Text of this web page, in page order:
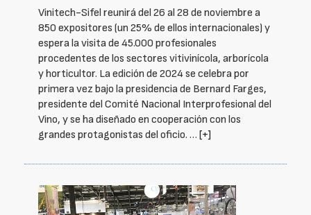
Vinitech-Sifel reunirá del 26 al 28 de noviembre a
850 expositores (un 25% de ellos internacionales) y
espera la visita de 45.000 profesionales
procedentes de los sectores vitivinícola, arborícola
y horticultor. La edición de 2024 se celebra por
primera vez bajo la presidencia de Bernard Farges,
presidente del Comité Nacional Interprofesional del
Vino, y se ha diseñado en cooperación con los
grandes protagonistas del oficio. … [+]